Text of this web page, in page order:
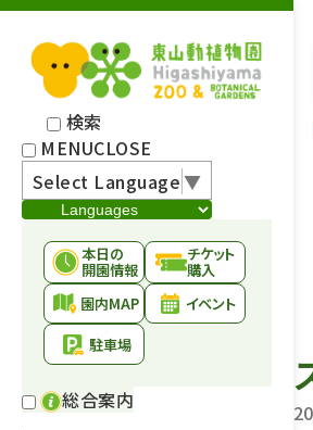
検索
MENUCLOSE
Select Language▼
本日の
開園情報
チケット
購入
園内MAP
イベント
駐車場
総合案内